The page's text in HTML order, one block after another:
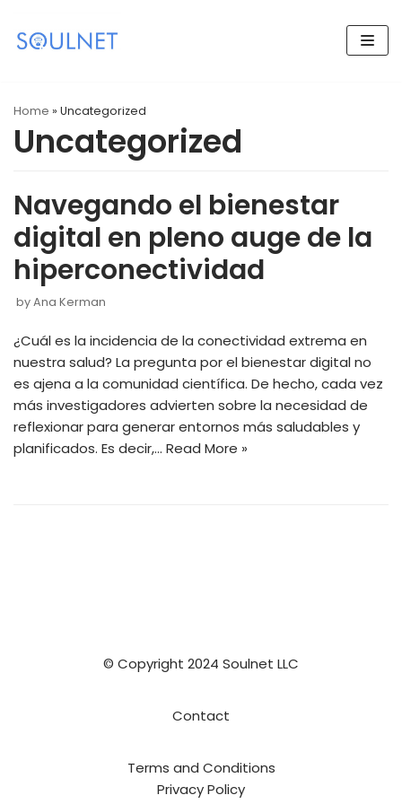
to
Home » Uncategorized
Uncategorized
Navegando el bienestar
digital en pleno auge de la
hiperconectividad
byAna Kerman
¿Cuál es la incidencia de la conectividad extrema en
nuestra salud? La pregunta por el bienestar digital no
es ajena a la comunidad científica. De hecho, cada vez
más investigadores advierten sobre la necesidad de
reflexionar para generar entornos más saludables y
planificados. Es decir,… Read More »
© Copyright 2024 Soulnet LLC
Contact
Terms and Conditions
Privacy Policy